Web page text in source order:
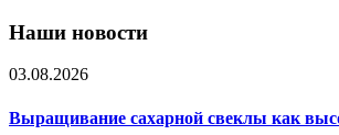
Наши новости
03.08.2026
Выращивание сахарной свеклы как